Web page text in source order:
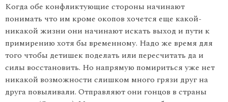
Когда обе конфликтующие стороны начинают
понимать что им кроме окопов хочется еще какой-
никакой жизни они начинают искать выход и пути к
примирению хотя бы временному. Надо же время для
того чтобы детишек поделать или пересчитать да и
силы восстановить. Но напрямую помириться уже нет
никакой возможности слишком много грязи друг на
друга повыливали. Отправляют они гонцов в страны